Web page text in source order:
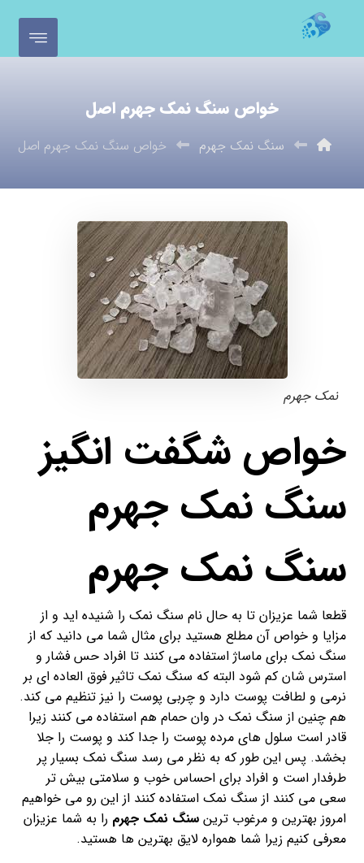
خواص سنگ نمک جهرم اصل
سنگ نمک جهرم خواص سنگ نمک جهرم اصل
نمک جهرم
خواص شگفت انگیز
سنگ نمک جهرم
سنگ نمک جهرم
قطعا شما عزیزان تا به حال نام سنگ نمک را شنیده اید و از
مزایا و خواص آن مطلع هستید برای مثال شما می دانید که از
سنگ نمک برای ماساژ استفاده می کنند تا افراد حس فشار و
استرس شان کم شود البته که سنگ نمک تاثیر فوق العاده ای بر
نرمی و لطافت پوست دارد و چربی پوست را نیز تنظیم می کند.
هم چنین از سنگ نمک در وان حمام هم استفاده می کنند زیرا
قادر است سلول های مرده پوست را جدا کند و پوست را جلا
بخشد. پس این طور که به نظر می رسد سنگ نمک بسیار پر
طرفدار است و افراد برای احساس خوب و سلامتی بیش تر
سعی می کنند از سنگ نمک استفاده کنند از این رو می خواهیم
امروز بهترین و مرغوب ترینسنگ نمک جهرم را به شما عزیزان
معرفی کنیم زیرا شما همواره لایق بهترین ها هستید.